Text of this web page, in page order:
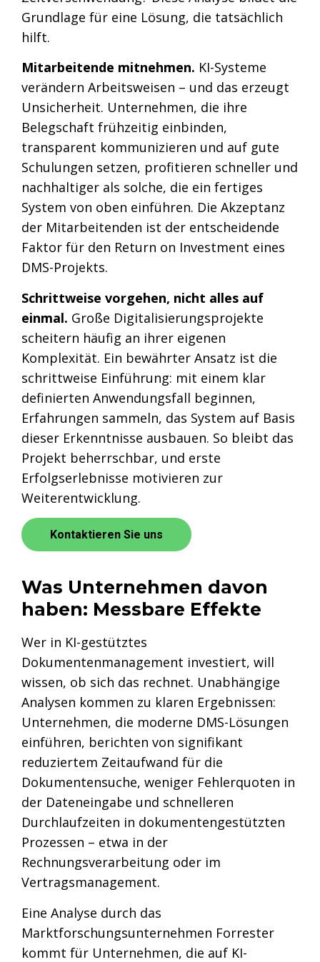
Grundlage für eine Lösung, die tatsächlich
hilft.
Mitarbeitende mitnehmen. KI-Systeme
verändern Arbeitsweisen – und das erzeugt
Unsicherheit. Unternehmen, die ihre
Belegschaft frühzeitig einbinden,
transparent kommunizieren und auf gute
Schulungen setzen, profitieren schneller und
nachhaltiger als solche, die ein fertiges
System von oben einführen. Die Akzeptanz
der Mitarbeitenden ist der entscheidende
Faktor für den Return on Investment eines
DMS-Projekts.
Schrittweise vorgehen, nicht alles auf
einmal. Große Digitalisierungsprojekte
scheitern häufig an ihrer eigenen
Komplexität. Ein bewährter Ansatz ist die
schrittweise Einführung: mit einem klar
definierten Anwendungsfall beginnen,
Erfahrungen sammeln, das System auf Basis
dieser Erkenntnisse ausbauen. So bleibt das
Projekt beherrschbar, und erste
Erfolgserlebnisse motivieren zur
Weiterentwicklung.
Kontaktieren Sie uns
Was Unternehmen davon
haben: Messbare Effekte
Wer in KI-gestütztes
Dokumentenmanagement investiert, will
wissen, ob sich das rechnet. Unabhängige
Analysen kommen zu klaren Ergebnissen:
Unternehmen, die moderne DMS-Lösungen
einführen, berichten von signifikant
reduziertem Zeitaufwand für die
Dokumentensuche, weniger Fehlerquoten in
der Dateneingabe und schnelleren
Durchlaufzeiten in dokumentengestützten
Prozessen – etwa in der
Rechnungsverarbeitung oder im
Vertragsmanagement.
Eine Analyse durch das
Marktforschungsunternehmen Forrester
kommt für Unternehmen, die auf KI-